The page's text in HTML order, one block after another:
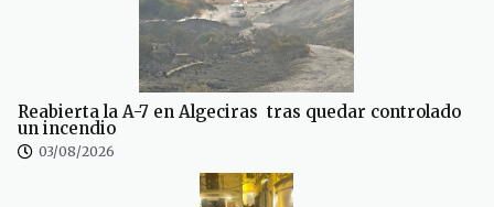
Reabierta la A-7 en Algeciras tras quedar controlado
un incendio
03/08/2026